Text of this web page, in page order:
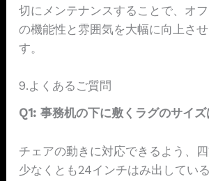
切にメンテナンスすることで、オ
の機能性と雰囲気を大幅に向上さ
す。
9.よくあるご質問
Q1: 事務机の下に敷くラグのサイズ
チェアの動きに対応できるよう、
少なくとも24インチはみ出してい